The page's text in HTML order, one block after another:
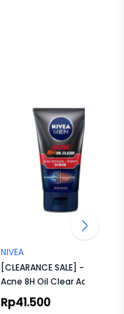
NIVEA
[CLEARANCE SALE] - MEN
Acne 8H Oil Clear Acne
Defense + Purify Scrub
100ml
Rp41.500